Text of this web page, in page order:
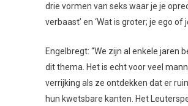
drie vormen van seks waar je je
verbaast’ en ‘Wat is groter; je ego of
Engelbregt: “We zijn al enkele jaren
dit thema. Het is echt voor veel
verrijking als ze ontdekken dat er
hun kwetsbare kanten. Het